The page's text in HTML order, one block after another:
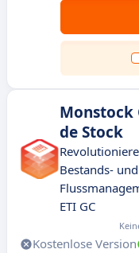
Monstock
de Stock
Bestands- und
ETI GC
Kostenlose Version